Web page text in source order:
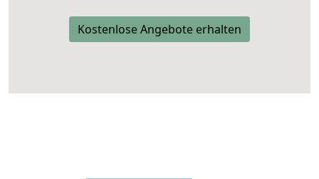
Kostenlose Angebote erhalten